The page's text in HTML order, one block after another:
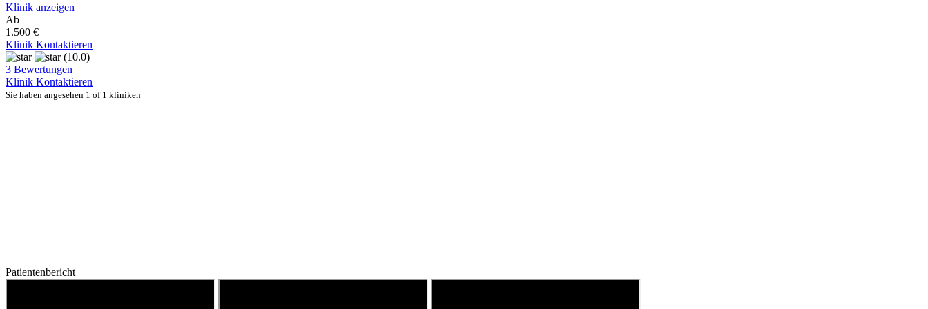
Klinik anzeigen
Ab
1.500 €
Klinik Kontaktieren
(10.0)
3 Bewertungen
Klinik Kontaktieren
Sie haben angesehen 1 of 1 kliniken
Patientenbericht